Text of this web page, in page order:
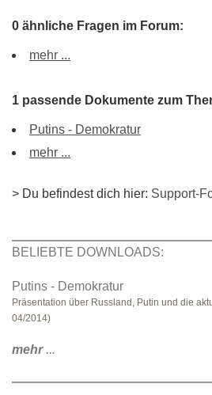
0 ähnliche Fragen im Forum:
mehr ...
1 passende Dokumente zum
Putins - Demokratur
mehr ...
> Du befindest dich hier: Support-
BELIEBTE DOWNLOADS:
Putins - Demokratur
Präsentation über Russland, Putin und die
04/2014)
mehr...